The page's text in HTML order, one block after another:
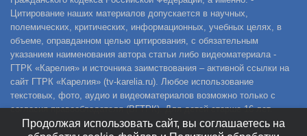
Цитирование наших материалов допускается в научных,
полемических, критических, информационных, учебных целях, в
объеме, оправданном целью цитирования, с обязательным
указанием наименования автора статьи либо видеоматериала -
ГТРК «Карелия» и источника заимствования – активной ссылки на
сайт ГТРК «Карелия» (tv-karelia.ru). Любое использование
текстовых, фото, аудио и видеоматериалов возможно только с
согласия правообладателя (ВГТРК). Для детей старше 16 лет.
Продолжая использовать сайт, вы соглашаетесь на